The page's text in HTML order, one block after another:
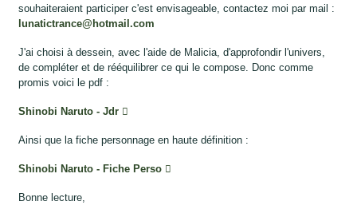
souhaiteraient participer c'est envisageable, contactez moi par mail :
lunatictrance@hotmail.com
J'ai choisi à dessein, avec l'aide de Malicia, d'approfondir l'univers,
de compléter et de rééquilibrer ce qui le compose. Donc comme
promis voici le pdf :
Shinobi Naruto - Jdr
Ainsi que la fiche personnage en haute définition :
Shinobi Naruto - Fiche Perso
Bonne lecture,